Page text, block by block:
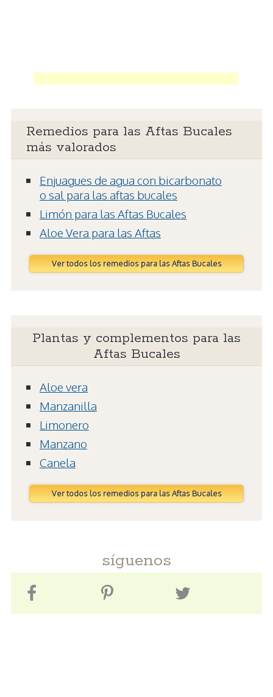
Remedios para las Aftas Bucales
más valorados
Enjuagues de agua con bicarbonato
o sal para las aftas bucales
Limón para las Aftas Bucales
Aloe Vera para las Aftas
Ver todos los remedios para las Aftas Bucales
Plantas y complementos para las
Aftas Bucales
Aloe vera
Manzanilla
Limonero
Manzano
Canela
Ver todos los remedios para las Aftas Bucales
síguenos